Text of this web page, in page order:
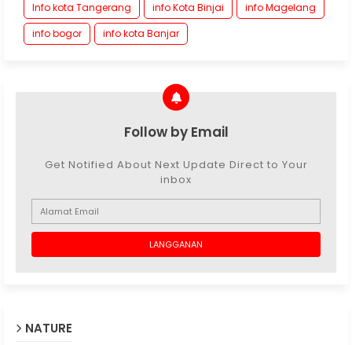
Info kota Tangerang
info Kota Binjai
info Magelang
info bogor
info kota Banjar
Follow by Email
Get Notified About Next Update Direct to Your
inbox
NATURE